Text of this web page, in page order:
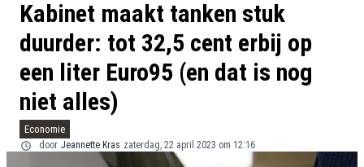
Kabinet maakt tanken stuk
duurder: tot 32,5 cent erbij op
een liter Euro95 (en dat is nog
niet alles)
Economie
door Jeannette Kras zaterdag, 22 april 2023 om 12:16